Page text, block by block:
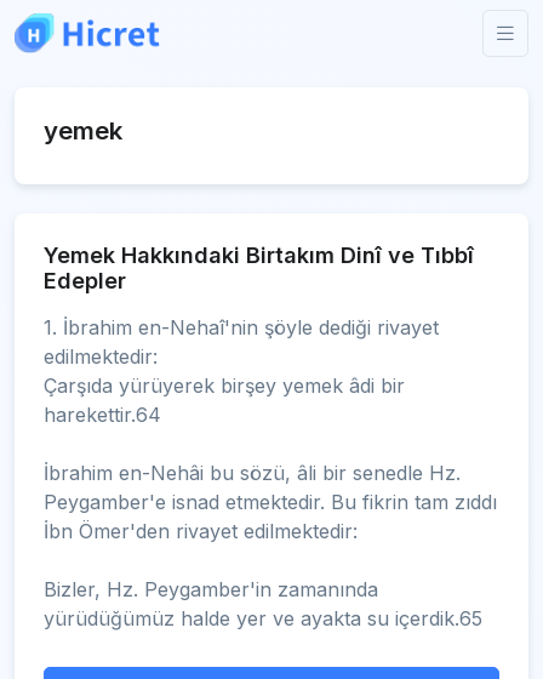
yemek
Yemek Hakkındaki Birtakım Dinî ve Tıbbî
Edepler
1. İbrahim en-Nehaî'nin şöyle dediği rivayet
edilmektedir:
Çarşıda yürüyerek birşey yemek âdi bir
harekettir.64
İbrahim en-Nehâi bu sözü, âli bir senedle Hz.
Peygamber'e isnad etmektedir. Bu fikrin tam zıddı
İbn Ömer'den rivayet edilmektedir:
Bizler, Hz. Peygamber'in zamanında
yürüdüğümüz halde yer ve ayakta su içerdik.65